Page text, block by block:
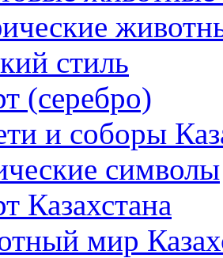
стиль
(серебро)
и соборы
символы
Казахстана
мир